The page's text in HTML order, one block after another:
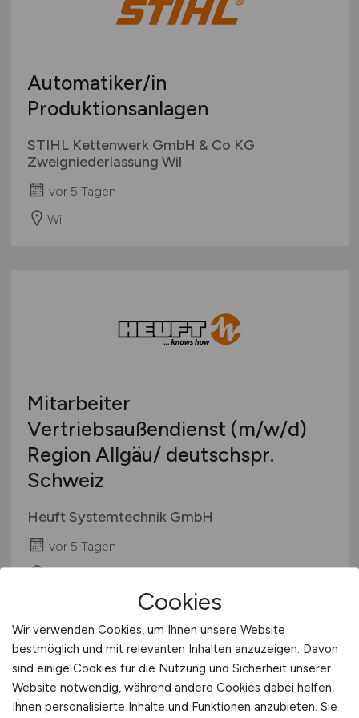
Automatiker/in
Produktionsanlagen
STIHL Kettenwerk GmbH & Co KG
Zweigniederlassung Wil
vor 5 Tagen
Wil
Mitarbeiter
Vertriebsaußendienst (m/w/d)
Region Allgäu/ deutschspr.
Schweiz
Heuft Systemtechnik GmbH
vor 5 Tagen
Cookies
Wir verwenden Cookies, um Ihnen unsere Website
bestmöglich und mit relevanten Inhalten anzuzeigen. Davon
sind einige Cookies für die Nutzung und Sicherheit unserer
Website notwendig, während andere Cookies dabei helfen,
Ihnen personalisierte Inhalte und Funktionen anzubieten. Sie